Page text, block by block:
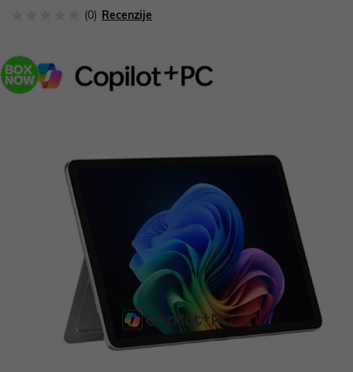
(0) Recenzije